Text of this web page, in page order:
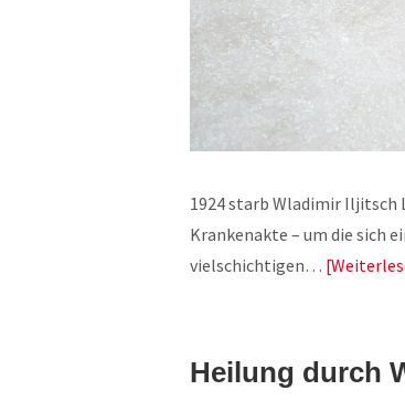
1924 starb Wladimir Iljitsch
Krankenakte – um die sich
vielschichtigen…
Heilung durch